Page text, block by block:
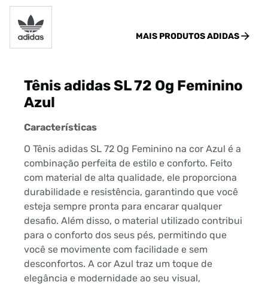
MAIS PRODUTOSADIDAS
Tênis adidas SL 72 Og Feminino
Azul
Características
O Tênis adidas SL 72 Og Feminino na cor Azul é a
combinação perfeita de estilo e conforto. Feito
com material de alta qualidade, ele proporciona
durabilidade e resistência, garantindo que você
esteja sempre pronta para encarar qualquer
desafio. Além disso, o material utilizado contribui
para o conforto dos seus pés, permitindo que
você se movimente com facilidade e sem
desconfortos. A cor Azul traz um toque de
elegância e modernidade ao seu visual,